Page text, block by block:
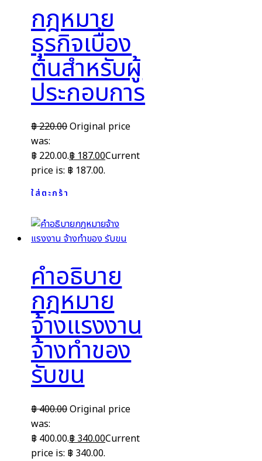
กฎหมาย
ธุรกิจเบื้อง
ต้นสำหรับผู้
ประกอบการ
฿220.00Original price
was:
฿ 220.00.฿187.00Current
price is: ฿ 187.00.
ใส่ตะกร้า
คำอธิบาย
กฎหมาย
จ้างแรงงาน
จ้างทำของ
รับขน
฿400.00Original price
was:
฿ 400.00.฿340.00Current
price is: ฿ 340.00.